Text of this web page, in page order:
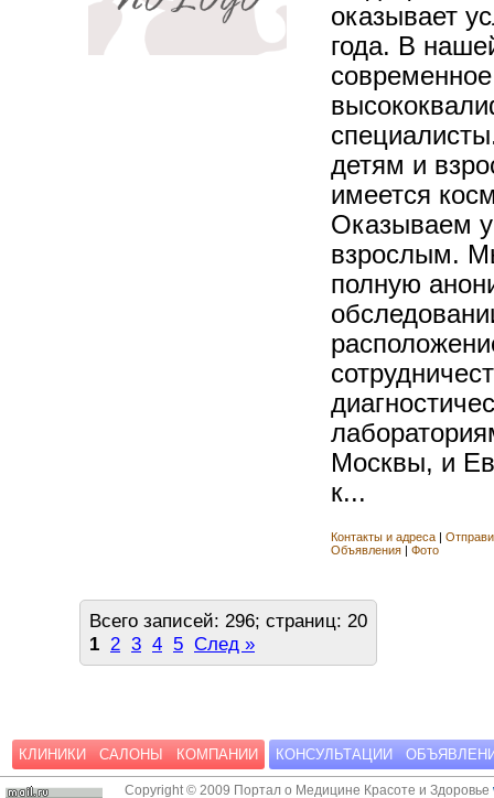
оказывает
года. В
детям и
имеется
Оказываем
взрослым.
полную
Москвы, и
к...
Контакты и адреса
Объявления
Фото
Всего записей: 296; страниц: 20
1 2 3 4 5 След »
КЛИНИКИ САЛОНЫ КОМПАНИИ КОНСУЛЬТАЦИИ
Copyright © 2009 Портал о Медицине Красоте и Здоровье